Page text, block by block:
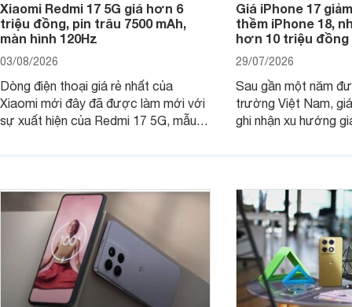
Xiaomi Redmi 17 5G giá hơn 6
triệu đồng, pin trâu 7500 mAh,
màn hình 120Hz
03/08/2026
Dòng điện thoại giá rẻ nhất của
Xiaomi mới đây đã được làm mới với
sự xuất hiện của Redmi 17 5G, mẫu
Giá iPhone 17
thềm iPhone 18,
hơn 10 triệu đồng
29/07/2026
Sau gần một năm
trường Việt Nam,
ghi nhận xu hướng